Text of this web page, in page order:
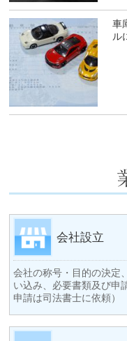
車
ル
会社設立
会社の称号・目的の決定
い込み、必要書類及び申
申請は司法書士に依頼）